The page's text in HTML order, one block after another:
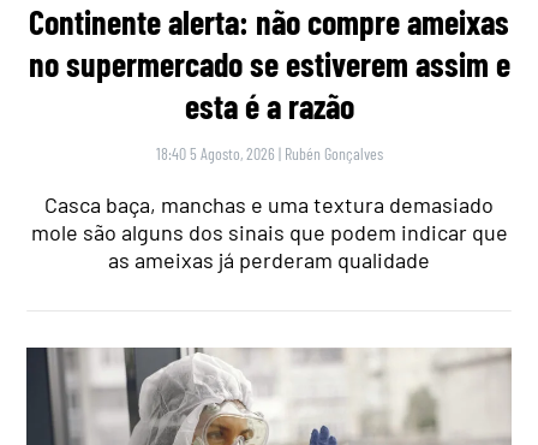
Continente alerta: não compre ameixas
no supermercado se estiverem assim e
esta é a razão
18:40 5 Agosto, 2026 | Rubén Gonçalves
Casca baça, manchas e uma textura demasiado
mole são alguns dos sinais que podem indicar que
as ameixas já perderam qualidade